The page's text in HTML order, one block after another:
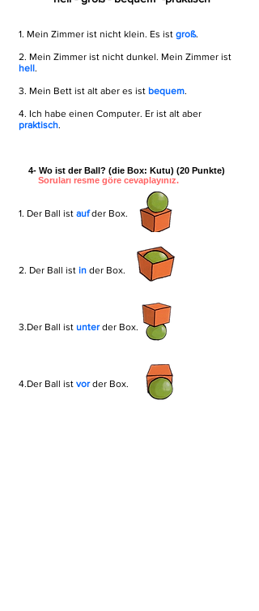
1. Mein Zimmer ist nicht klein. Es ist groß.
2. Mein Zimmer ist nicht dunkel. Mein Zimmer ist
hell.
3. Mein Bett ist alt aber es ist bequem.
4. Ich habe einen Computer. Er ist alt aber
praktisch.
4- Wo ist der Ball? (die Box: Kutu) (20 Punkte)
Soruları resme göre cevaplayınız.
1. Der Ball ist aufder Box.
2. Der Ball ist in der Box.
3.Der Ball ist unterder Box.
4.Der Ball ist vorder Box.